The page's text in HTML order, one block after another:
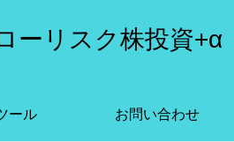
ーリスク株投資+α
ール お問い合わせ